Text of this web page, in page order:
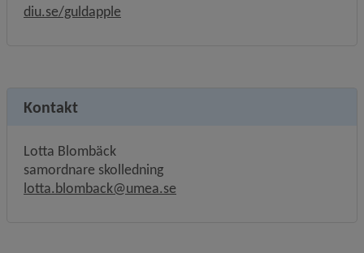
diu.se/guldappleLänk till annan webbplats.
Kontakt
Lotta Blombäck
samordnare skolledning
lotta.blomback@umea.se